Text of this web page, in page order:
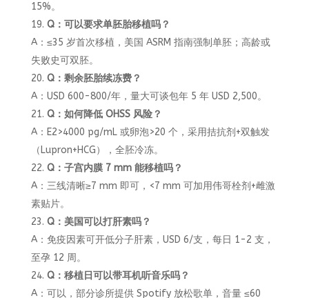
15%。
Q：可以要求单胚胎移植吗？
A：≤35 岁首次移植，美国 ASRM 指南强制单胚；高龄或
失败史可双胚。
Q：剩余胚胎续冻费？
A：USD 600-800/年，量大可谈包年 5 年 USD 2,500。
Q：如何降低 OHSS 风险？
A：E2>4000 pg/mL 或卵泡>20 个，采用拮抗剂+双触发
（Lupron+HCG），全胚冷冻。
Q：子宫内膜 7 mm 能移植吗？
A：三线清晰≥7 mm 即可，<7 mm 可加用伟哥栓剂+雌激
素贴片。
Q：美国可以打肝素吗？
A：免疫因素可开低分子肝素，USD 6/支，每日 1-2 支，
至孕 12 周。
Q：移植日可以带耳机听音乐吗？
A：可以，部分诊所提供 Spotify 放松歌单，音量 ≤60